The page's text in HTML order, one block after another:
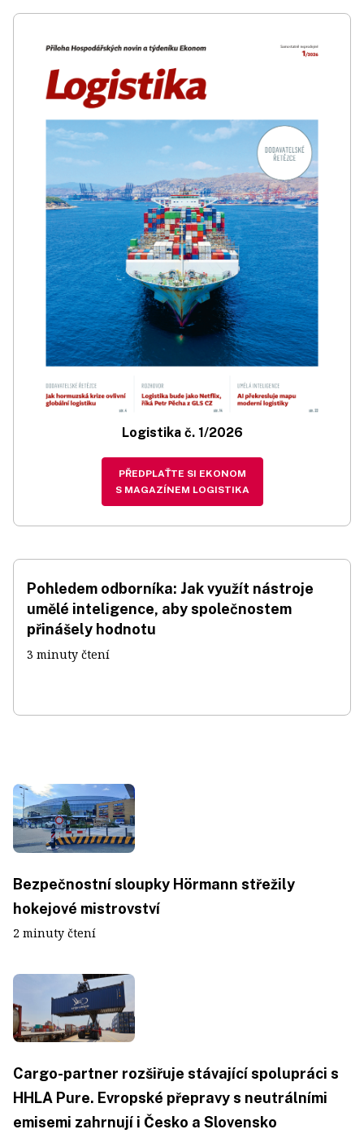
Logistika č. 1/2026
PŘEDPLAŤTE SI EKONOM
S MAGAZÍNEM LOGISTIKA
Pohledem odborníka: Jak využít nástroje
umělé inteligence, aby společnostem
přinášely hodnotu
3 minuty čtení
Bezpečnostní sloupky Hörmann střežily
hokejové mistrovství
2 minuty čtení
Cargo-partner rozšiřuje stávající spolupráci s
HHLA Pure. Evropské přepravy s neutrálními
emisemi zahrnují i Česko a Slovensko